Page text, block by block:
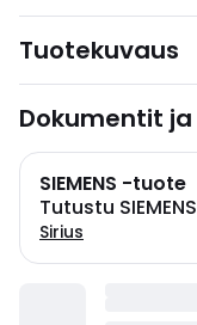
Tuotekuvaus
Dokumentit
SIEMENS -tuote
Tutustu
Sirius